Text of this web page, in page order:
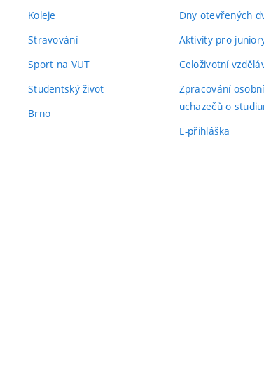
Koleje
Stravování
Sport na VUT
Studentský život
Brno
Dny otevřených
Aktivity pro
Celoživotní
Zpracování
uchazečů o
E-přihláška